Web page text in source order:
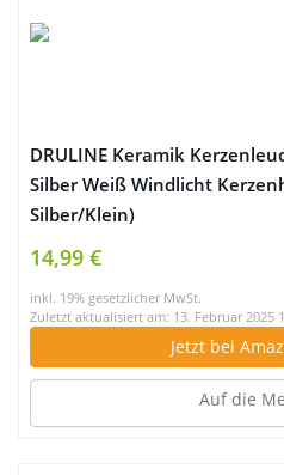
DRULINE Keramik
Silber Weiß Windlicht
Silber/Klein)
14,99 €
inkl. 19% gesetzlicher MwSt.
Zuletzt aktualisiert am: 13. Februar 2025
Jetzt bei
Auf die